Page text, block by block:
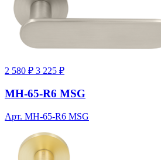
2 580 ₽ 3 225 ₽
MH-65-R6 MSG
Арт. MH-65-R6 MSG